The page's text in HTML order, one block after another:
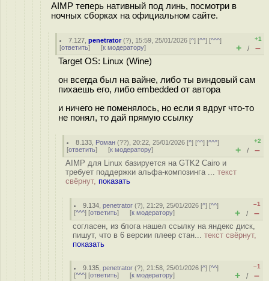
AIMP теперь нативный под линь, посмотри в
ночных сборках на официальном сайте.
7.127 ,penetrator(?), 15:59, 25/01/2026 [^] [^^] [^^^]
[ответить] [к модератору]
+1
+ / –
Target OS: Linux (Wine)
он всегда был на вайне, либо ты виндовый сам
пихаешь его, либо embedded от автора
и ничего не поменялось, но если я вдруг что-то
не понял, то дай прямую ссылку
8.133 Роман (??), 20:22, 25/01/2026 [^] [^^] [^^^]
[ответить] [к модератору]
+2
+ / –
AIMP для Linux базируется на GTK2 Cairo и
требует поддержки альфа-композинга ... текст
свёрнут, показать
9.134 ,penetrator (?), 21:29, 25/01/2026 [^] [^^]
[^^^] [ответить] [к модератору]
–1
+ / –
согласен, из блога нашел ссылку на яндекс диск,
пишут, что в 6 версии плеер стан... текст свёрнут,
показать
9.135 ,penetrator (?), 21:58, 25/01/2026 [^] [^^]
[^^^] [ответить] [к модератору]
–1
+ / –